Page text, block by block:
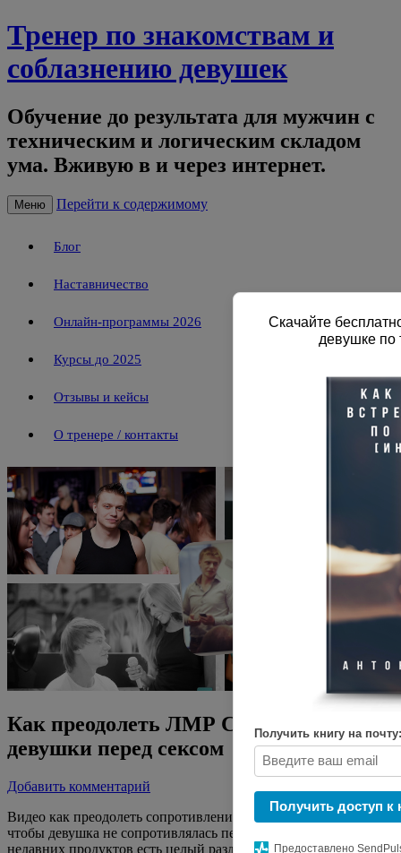
Тренер по знакомствам и
соблазнению девушек
Обучение до результата для мужчин с
техническим и логическим складом
ума. Вживую в и через интернет.
Меню Перейти к содержимому
Блог
Наставничество
Онлайн-программы 2026
Курсы до 2025
Отзывы и кейсы
О тренере / контакты
Как преодолеть ЛМР Сопротивление
девушки перед сексом
Добавить комментарий
Видео как преодолеть сопротивление девушки и что делать
чтобы девушка не сопротивлялась перед сексом. В один из
недавних продуктов есть целый раздел под называнием
Скачайте
девушке по
Получить книгу на почту:
Получить доступ к
Предоставлено